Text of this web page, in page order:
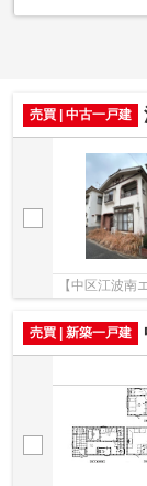
売買 | 中古一戸建
【中区江波南
売買 | 新築一戸建